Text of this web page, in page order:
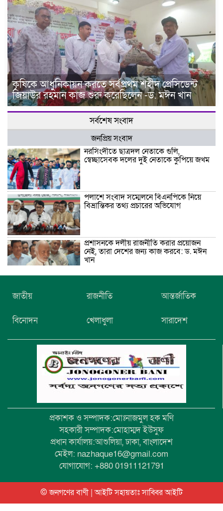
কৃষিকে আধুনিকায়ন করতে সর্বপ্রথম শহীদ প্রেসিডেন্ট
জিয়াউর রহমান কাজ শুরু করেছিলেন -ড. মঈন খান
সর্বশেষ সংবাদ
জনপ্রিয় সংবাদ
নরসিংদীতে ছাত্রদল নেতাকে গুলি,
স্বেচ্ছাসেবক দলের দুই নেতাকে কুপিয়ে জখম
পলাশে সংবাদ সম্মেলনে বিএনপিকে নিয়ে
বিভ্রান্তিকর তথ্য প্রচারের অভিযোগ
প্রশাসনকে দলীয় রাজনীতি করার প্রয়োজন
নেই, তারা দেশের জন্য কাজ করবে: ড. মঈন
খান
নিখোঁজের তিনদিন পর মাইক্রোবাস চালকের
মরদেহ উদ্ধার
উচ্চ বিদ্যালয়ের ৮১তম বার্ষিক ক্রীড়া
জাতীয় রাজনীতি আন্তর্জাতিক
বিনোদন খেলাধুলা সারাদেশ
প্রকাশক ও সম্পাদক:মোঃনাজমুল হক মণি
সহকারী সম্পাদক:মোহাম্মদ ইউসুফ
প্রধান কার্যালয়:আশুলিয়া, ঢাকা, বাংলাদেশ
মেইল: nazhaque16@gmail.com
যোগাযোগ: +880 01911121791
© জনগণের বাণী | আইটি সহায়তাঃসাব্বির আইটি